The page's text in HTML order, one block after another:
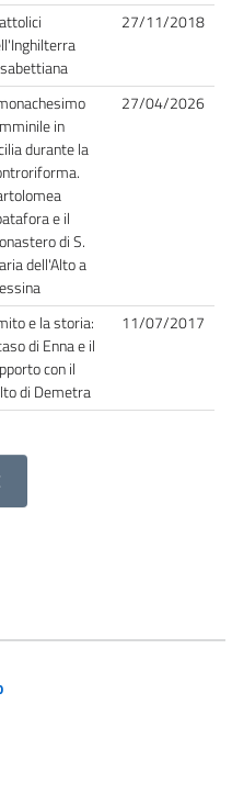
27/11/2018
in
durante la
e il
di S.
dell'Alto a
27/04/2026
e la storia:
di Enna e il
con il
di Demetra
11/07/2017